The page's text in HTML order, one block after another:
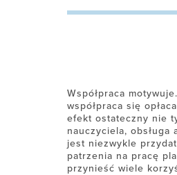
Współpraca
współpraca się
efekt ostateczny nie
nauczyciela, obsługa
jest niezwykle
patrzenia na pracę
przynieść wiele